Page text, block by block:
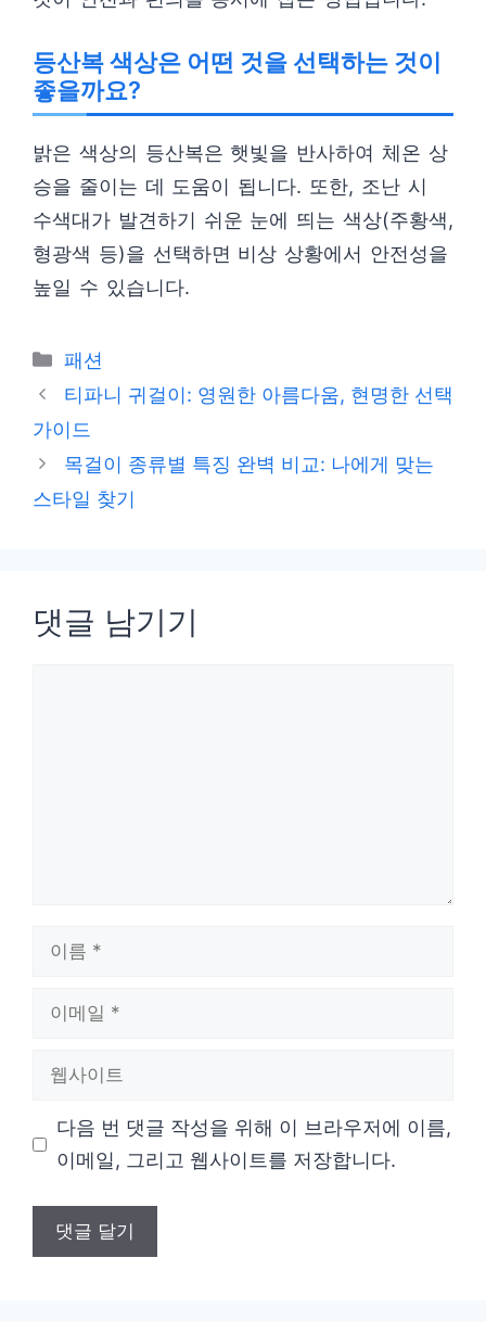
등산복 색상은 어떤 것을 선택하는 것이
좋을까요?
밝은 색상의 등산복은 햇빛을 반사하여 체온 상
승을 줄이는 데 도움이 됩니다. 또한, 조난 시
수색대가 발견하기 쉬운 눈에 띄는 색상(주황색,
형광색 등)을 선택하면 비상 상황에서 안전성을
높일 수 있습니다.
카
테
리
패션
티파니 귀걸이: 영원한 아름다움, 현명한 선택
가이드
목걸이 종류별 특징 완벽 비교: 나에게 맞는
스타일 찾기
댓글 남기기
다음 번 댓글 작성을 위해 이 브라우저에 이름,
이메일, 그리고 웹사이트를 저장합니다.